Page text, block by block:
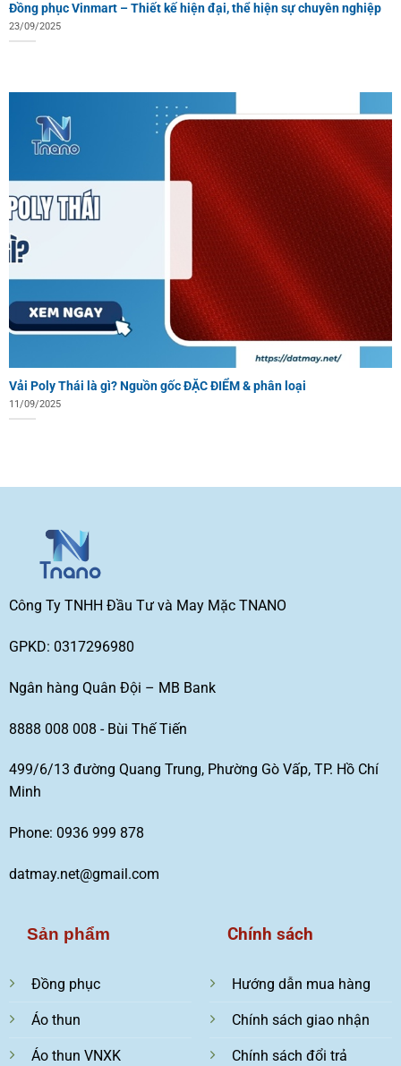
Đồng phục Vinmart – Thiết kế hiện đại, thể hiện sự chuyên nghiệp
23/09/2025
Vải Poly Thái là gì? Nguồn gốc ĐẶC ĐIỂM & phân loại
11/09/2025
Công Ty TNHH Đầu Tư và May Mặc TNANO
GPKD: 0317296980
Ngân hàng Quân Đội – MB Bank
8888 008 008 - Bùi Thế Tiến
499/6/13 đường Quang Trung, Phường Gò Vấp, TP. Hồ Chí
Minh
Phone: 0936 999 878
datmay.net@gmail.com
Sản phẩm
Đồng phục
Áo thun
Áo thun VNXK
Chính sách
Hướng dẫn mua hàng
Chính sách giao nhận
Chính sách đổi trả